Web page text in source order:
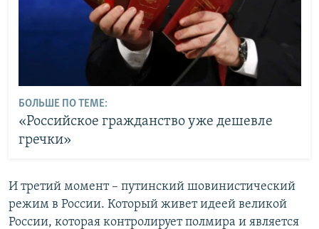
БОЛЬШЕ ПО ТЕМЕ:
«Российское гражданство уже дешевле
гречки»
И третий момент – путинский шовинистический
режим в России. Который живет идеей великой
России, которая контролирует полмира и является